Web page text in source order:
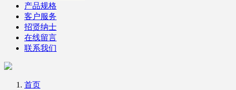
产品规格
客户服务
招贤纳士
在线留言
联系我们
首页